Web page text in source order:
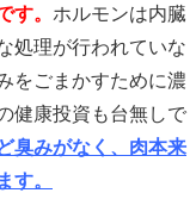
す。 ホルモンは内臓
処理が行われていな
をごまかすために濃
健康投資も台無しで
臭みがなく、肉本来
す。